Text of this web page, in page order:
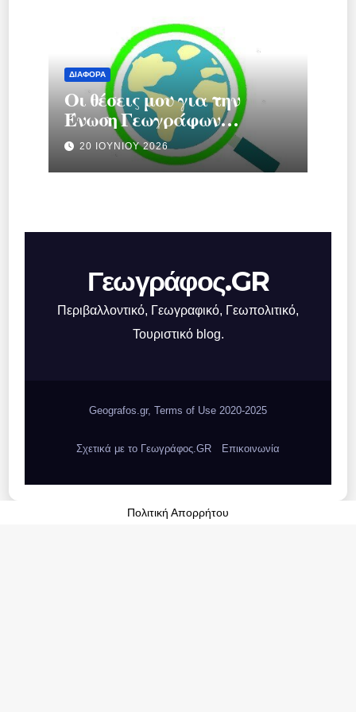
ΔΙΆΦΟΡΑ
Οι θέσεις μου για την
Ένωση Γεωγράφων
Ελλάδας.
20 ΙΟΥΝΊΟΥ 2026
Γεωγράφος.GR
Περιβαλλοντικό, Γεωγραφικό, Γεωπολιτικό,
Τουριστικό blog.
Geografos.gr, Terms of Use 2020-2025
Σχετικά με το Γεωγράφος.GR Επικοινωνία
Πολιτική Απορρήτου